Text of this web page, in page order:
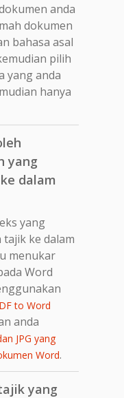
anda
dokumen
bahasa asal
pilih
yang anda
hanya
yang
dalam
yang
ke dalam
menukar
Word
to Word
anda
JPG yang
Word.
yang